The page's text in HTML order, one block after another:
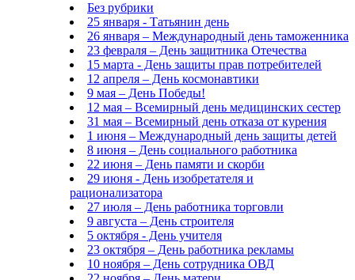
Без рубрики
25 января - Татьянин день
26 января – Международный день таможенника
23 февраля – День защитника Отечества
15 марта - День защиты прав потребителей
12 апреля – День космонавтики
9 мая – День Победы!
12 мая – Всемирный день медицинских сестер
31 мая – Всемирный день отказа от курения
1 июня – Международный день защиты детей
8 июня – День социального работника
22 июня – День памяти и скорби
29 июня - День изобретателя и
рационализатора
27 июля – День работника торговли
9 августа – День строителя
5 октября - День учителя
23 октября – День работника рекламы
10 ноября – День сотрудника ОВД